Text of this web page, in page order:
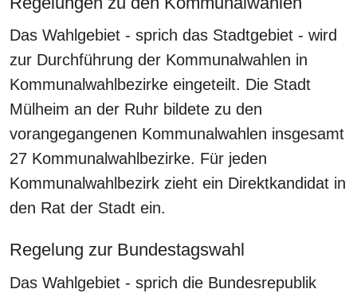
Das Wahlgebiet - sprich das Stadtgebiet - wird
zur Durchführung der Kommunalwahlen in
Kommunalwahlbezirke eingeteilt. Die Stadt
Mülheim an der Ruhr bildete zu den
vorangegangenen Kommunalwahlen insgesamt
27 Kommunalwahlbezirke. Für jeden
Kommunalwahlbezirk zieht ein Direktkandidat in
den Rat der Stadt ein.
Regelung zur Bundestagswahl
Das Wahlgebiet - sprich die Bundesrepublik